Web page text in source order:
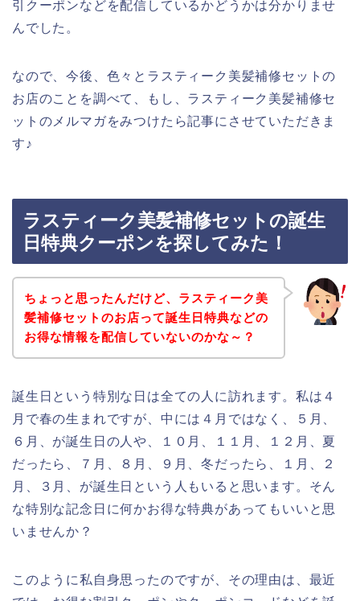
引クーポンなどを配信しているかどうかは分かりませ
んでした。
なので、今後、色々とラスティーク美髪補修セットの
お店のことを調べて、もし、ラスティーク美髪補修セ
ットのメルマガをみつけたら記事にさせていただきま
す♪
ラスティーク美髪補修セットの誕生
日特典クーポンを探してみた！
ちょっと思ったんだけど、ラスティーク美
髪補修セットのお店って誕生日特典などの
お得な情報を配信していないのかな～？
誕生日という特別な日は全ての人に訪れます。私は４
月で春の生まれですが、中には４月ではなく、５月、
６月、が誕生日の人や、１０月、１１月、１２月、夏
だったら、７月、８月、９月、冬だったら、１月、２
月、３月、が誕生日という人もいると思います。そん
な特別な記念日に何かお得な特典があってもいいと思
いませんか？
このように私自身思ったのですが、その理由は、最近